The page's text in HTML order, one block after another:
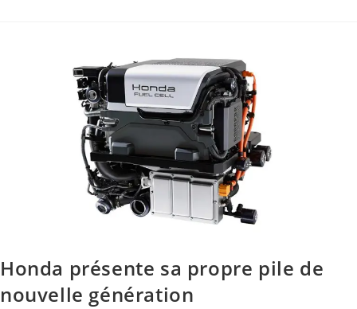
Honda présente sa propre pile de
nouvelle génération